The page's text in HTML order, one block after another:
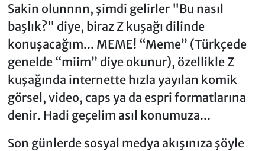
Sakin olunnnn, şimdi gelirler "Bu nasıl
başlık?" diye, biraz Z kuşağı dilinde
konuşacağım... MEME! “Meme” (Türkçede
genelde “miim” diye okunur), özellikle Z
kuşağında internette hızla yayılan komik
görsel, video, caps ya da espri formatlarına
denir. Hadi geçelim asıl konumuza...
Son günlerde sosyal medya akışınıza şöyle